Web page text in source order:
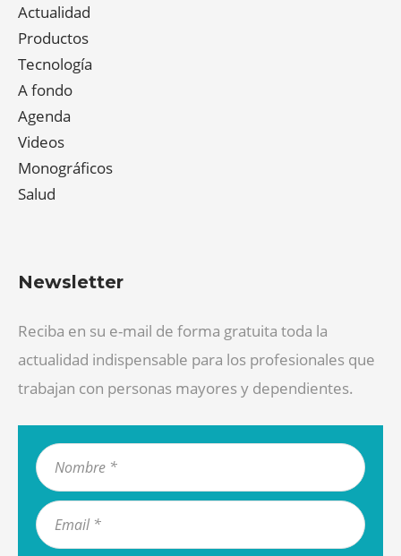
Actualidad
Productos
Tecnología
A fondo
Agenda
Videos
Monográficos
Salud
Newsletter
Reciba en su e-mail de forma gratuita toda la
actualidad indispensable para los profesionales que
trabajan con personas mayores y dependientes.